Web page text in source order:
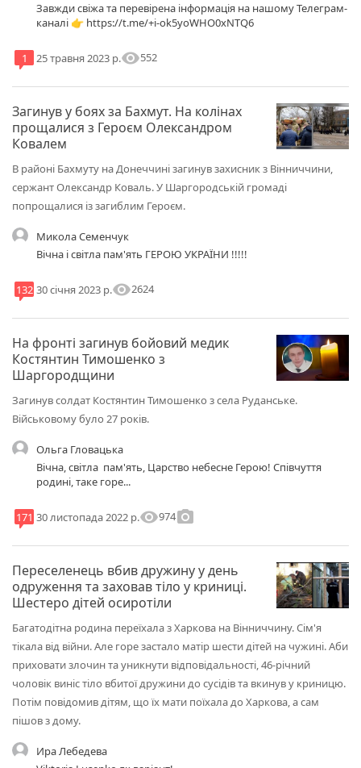
Завжди свіжа та перевірена інформація на нашому Телеграм-
каналі 👉 https://t.me/+i-ok5yoWHO0xNTQ6
1 25 травня 2023 р.visibility552
Загинув у боях за Бахмут. На колінах
прощалися з Героєм Олександром
Ковалем
В районі Бахмуту на Донеччині загинув захисник з Вінниччини,
сержант Олександр Коваль. У Шаргородській громаді
попрощалися із загиблим Героєм.
Микола Семенчук
Вічна і світла пам'ять ГЕРОЮ УКРАЇНИ !!!!!
132 30 січня 2023 р.visibility2624
На фронті загинув бойовий медик
Костянтин Тимошенко з
Шаргородщини
Загинув солдат Костянтин Тимошенко з села Руданське.
Військовому було 27 років.
Ольга Гловацька
Вічна, світла пам'ять, Царство небесне Герою! Співчуття
родині, таке горе...
171 30 листопада 2022 р.visibility974photo_camera
Переселенець вбив дружину у день
одруження та заховав тіло у криниці.
Шестеро дітей осиротіли
Багатодітна родина переїхала з Харкова на Вінниччину. Сім'я
тікала від війни. Але горе застало матір шести дітей на чужині. Аби
приховати злочин та уникнути відповідальності, 46-річний
чоловік виніс тіло вбитої дружини до сусідів та вкинув у криницю.
Потім повідомив дітям, що їх мати поїхала до Харкова, а сам
пішов з дому.
Ира Лебедева